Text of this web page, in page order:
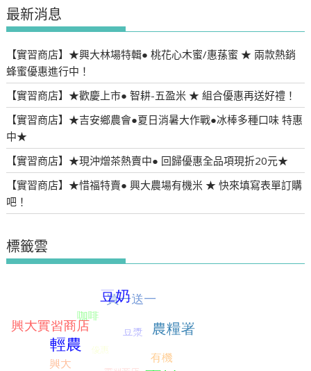
最新消息
【實習商店】★興大林場特輯● 桃花心木蜜/惠蓀蜜 ★ 兩款熱銷
蜂蜜優惠進行中！
【實習商店】★歡慶上市● 智耕-五盈米 ★ 組合優惠再送好禮！
【實習商店】★吉安鄉農會●夏日消暑大作戰●冰棒多種口味 特惠
中★
【實習商店】★現沖熷茶熱賣中● 回歸優惠全品項現折20元★
【實習商店】★惜福特賣● 興大農場有機米 ★ 快來填寫表單訂購
吧！
標籤雲